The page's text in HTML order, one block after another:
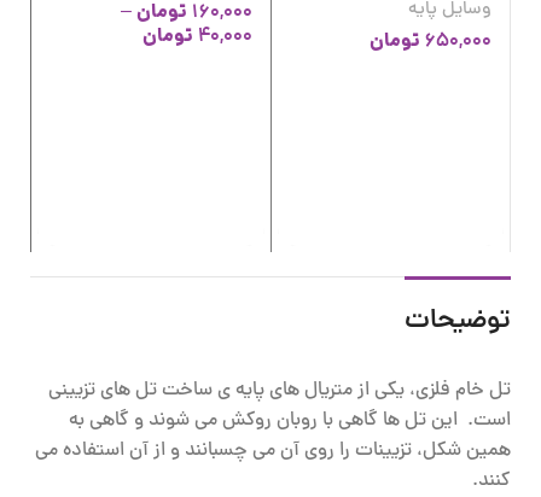
وسایل پایه
650,000 تومان
160,000 تومان–
40,000 تومان
توضیحات
تل خام فلزی، یکی از متریال های پایه ی ساخت تل های تزیینی
است. این تل ها گاهی با روبان روکش می شوند و گاهی به
همین شکل، تزیینات را روی آن می چسبانند و از آن استفاده می
کنند.